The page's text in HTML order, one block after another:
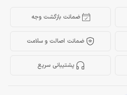
ضمانت بازگشت وجه
ضمانت اصالت و سلامت
پشتیبانی سریع